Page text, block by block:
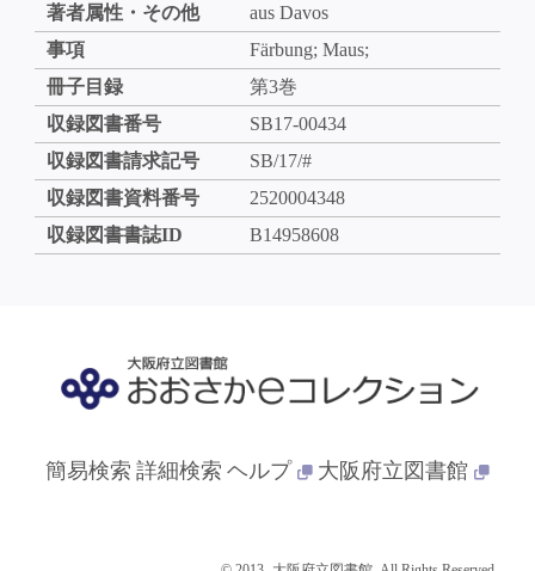
著者属性・その他
aus Davos
事項
Färbung; Maus;
冊子目録
第3巻
収録図書番号
SB17-00434
収録図書請求記号
SB/17/#
収録図書資料番号
2520004348
収録図書書誌ID
B14958608
簡易検索 詳細検索 ヘルプ 大阪府立図書館